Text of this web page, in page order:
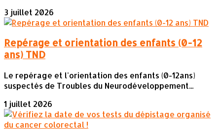
3 juillet 2026
Repérage et orientation des enfants (0-12
ans) TND
Le repérage et l'orientation des enfants (0-12ans)
suspectés de Troubles du Neurodéveloppement...
1 juillet 2026